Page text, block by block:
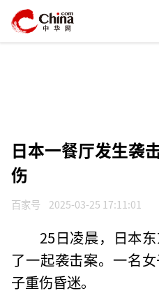
日本一餐厅发生袭
伤
百家号 2025-03-25 17:11:01
25日凌晨，日本
了一起袭击案。一名
子重伤昏迷。